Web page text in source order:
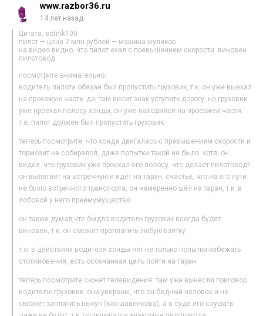
www.razbor36.ru
14 лет назад
Цитата: sotnik100
пилот — цена 2 млн рублей — машина жуликов.
на видео видно, что пилот ехал с превышением скорости. виновен
пилотовод.
посмотрите внимательно:
водитель пилота обязан был пропустить грузовик, т.к. он уже выехал
на проезжую часть. да, там висит знак уступить дорогу, но грузовик
уже проехал полосу хонды, он уже находился на проезжей части.
т.е. пилот должен был пропустить грузовик.
теперь посмотрите, что хонда двигалась с превышением скорости и
тормозит не собирался, даже попытки такой не было. хотя, он
видел. что грузовик уже проехал его полосу. что делает пилотовод?
он вылетает на встречную и идёт на таран. счастье, что на его пути
не было встречного транспорта, он намеренно шёл на таран, т.к. в
лобовой у него преимумущество.
он также думал,что быдло водитель грузовик всегда будет
виновен, т.к. он сможет проплатить любую взятку.
т.о. в действиях водителя хонды нет не только попытки избежать
столкновения, есть осознанная цель пойти на таран.
теперь посмотрите сюжет телевидения: там уже вынесли приговор
водителю грузовик. они уверены, что он бедный человек и не
сможет заплатить выкуп (как шавенкова), а в суде его слушать